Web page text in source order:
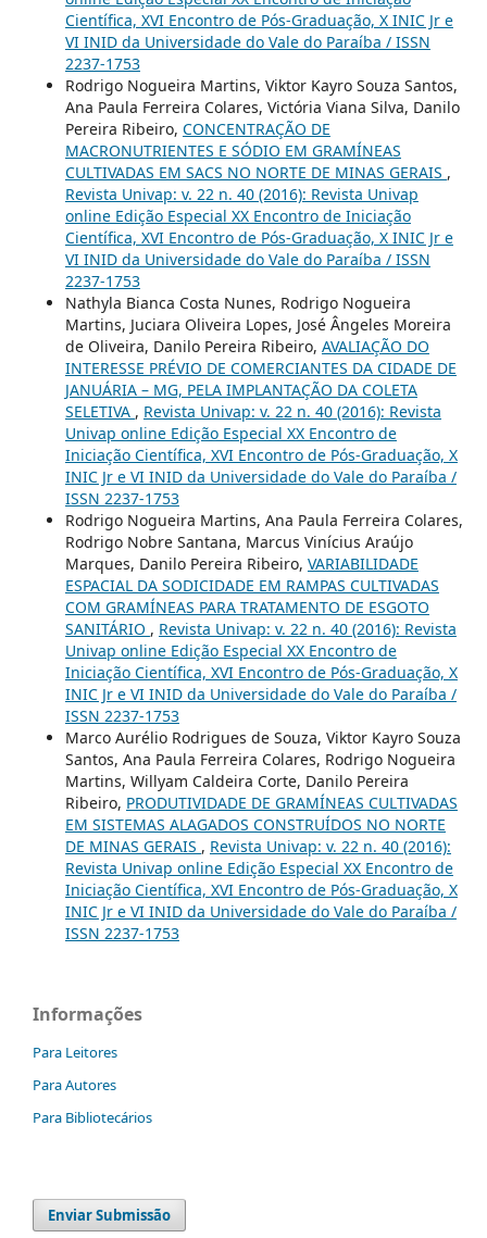
Científica, XVI Encontro de Pós-Graduação, X INIC Jr e
VI INID da Universidade do Vale do Paraíba / ISSN
2237-1753
Rodrigo Nogueira Martins, Viktor Kayro Souza Santos,
Ana Paula Ferreira Colares, Victória Viana Silva, Danilo
Pereira Ribeiro, CONCENTRAÇÃO DE
MACRONUTRIENTES E SÓDIO EM GRAMÍNEAS
CULTIVADAS EM SACS NO NORTE DE MINAS GERAIS ,
Revista Univap: v. 22 n. 40 (2016): Revista Univap
online Edição Especial XX Encontro de Iniciação
Científica, XVI Encontro de Pós-Graduação, X INIC Jr e
VI INID da Universidade do Vale do Paraíba / ISSN
2237-1753
Nathyla Bianca Costa Nunes, Rodrigo Nogueira
Martins, Juciara Oliveira Lopes, José Ângeles Moreira
de Oliveira, Danilo Pereira Ribeiro, AVALIAÇÃO DO
INTERESSE PRÉVIO DE COMERCIANTES DA CIDADE DE
JANUÁRIA – MG, PELA IMPLANTAÇÃO DA COLETA
SELETIVA , Revista Univap: v. 22 n. 40 (2016): Revista
Univap online Edição Especial XX Encontro de
Iniciação Científica, XVI Encontro de Pós-Graduação, X
INIC Jr e VI INID da Universidade do Vale do Paraíba /
ISSN 2237-1753
Rodrigo Nogueira Martins, Ana Paula Ferreira Colares,
Rodrigo Nobre Santana, Marcus Vinícius Araújo
Marques, Danilo Pereira Ribeiro, VARIABILIDADE
ESPACIAL DA SODICIDADE EM RAMPAS CULTIVADAS
COM GRAMÍNEAS PARA TRATAMENTO DE ESGOTO
SANITÁRIO , Revista Univap: v. 22 n. 40 (2016): Revista
Univap online Edição Especial XX Encontro de
Iniciação Científica, XVI Encontro de Pós-Graduação, X
INIC Jr e VI INID da Universidade do Vale do Paraíba /
ISSN 2237-1753
Marco Aurélio Rodrigues de Souza, Viktor Kayro Souza
Santos, Ana Paula Ferreira Colares, Rodrigo Nogueira
Martins, Willyam Caldeira Corte, Danilo Pereira
Ribeiro, PRODUTIVIDADE DE GRAMÍNEAS CULTIVADAS
EM SISTEMAS ALAGADOS CONSTRUÍDOS NO NORTE
DE MINAS GERAIS , Revista Univap: v. 22 n. 40 (2016):
Revista Univap online Edição Especial XX Encontro de
Iniciação Científica, XVI Encontro de Pós-Graduação, X
INIC Jr e VI INID da Universidade do Vale do Paraíba /
ISSN 2237-1753
Informações
Para Leitores
Para Autores
Para Bibliotecários
Enviar Submissão